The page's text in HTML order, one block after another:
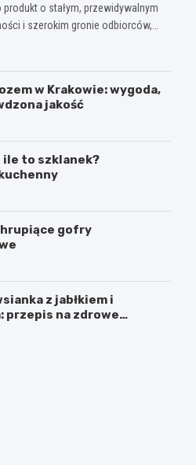
o stałym, przewidywalnym
i szerokim gronie odbiorców,…
w Krakowie: wygoda,
jakość
ile to szklanek?
gofry
z jabłkiem i
przepis na zdrowe